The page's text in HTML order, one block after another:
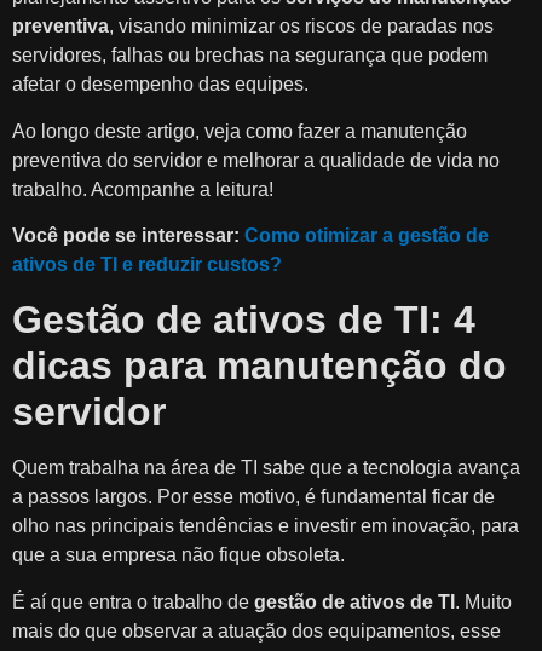
preventiva, visando minimizar os riscos de paradas nos
servidores, falhas ou brechas na segurança que podem
afetar o desempenho das equipes.
Ao longo deste artigo, veja como fazer a manutenção
preventiva do servidor e melhorar a qualidade de vida no
trabalho. Acompanhe a leitura!
Você pode se interessar: Como otimizar a gestão de
ativos de TI e reduzir custos?
Gestão de ativos de TI: 4
dicas para manutenção do
servidor
Quem trabalha na área de TI sabe que a tecnologia avança
a passos largos. Por esse motivo, é fundamental ficar de
olho nas principais tendências e investir em inovação, para
que a sua empresa não fique obsoleta.
É aí que entra o trabalho de gestão de ativos de TI . Muito
mais do que observar a atuação dos equipamentos, esse